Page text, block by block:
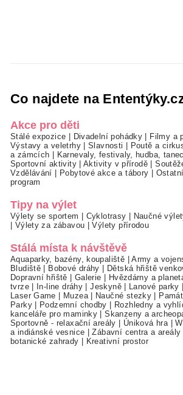
Co najdete na
Akce pro děti
Stálé expozice Divadelní pohádky Filmy a
Výstavy a veletrhy|Slavnosti Poutě a
a zámcích
Karnevaly, festivaly, hudba, tanec
Sportovní aktivity|Aktivity v přírodě |
Vzdělávání
Pobytové akce a tábory
program
Tipy na výlet
Výlety se sportem Cyklotrasy Naučné
Výlety za zábavou |Výlety přírodou
Stálá místa k návštěvě
Aquaparky, bazény, koupaliště |Army a
Bludiště
Bobové dráhy Dětská hřiště
Dopravní hřiště
Galerie Hvězdárny a
tvrze| In-line dráhy |Jeskyně| Lanové parky
Laser Game
Muzea| Naučné stezky
Parky| Podzemní chodby Rozhledny a
kanceláře pro maminky |Skanzeny a
Sportovně - relaxační areály
Úniková hra|
a indiánské vesnice |Zábavní centra a areály
botanické zahrady
Kreativní prostor